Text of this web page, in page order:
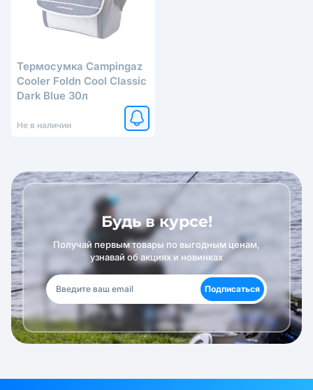
Термосумка Campingaz
Cooler Foldn Cool Classic
Dark Blue 30л
Не в наличии
Будь в курсе!
Получай первым товары по выгодным ценам,
узнавай об акциях и новинках
Подписаться